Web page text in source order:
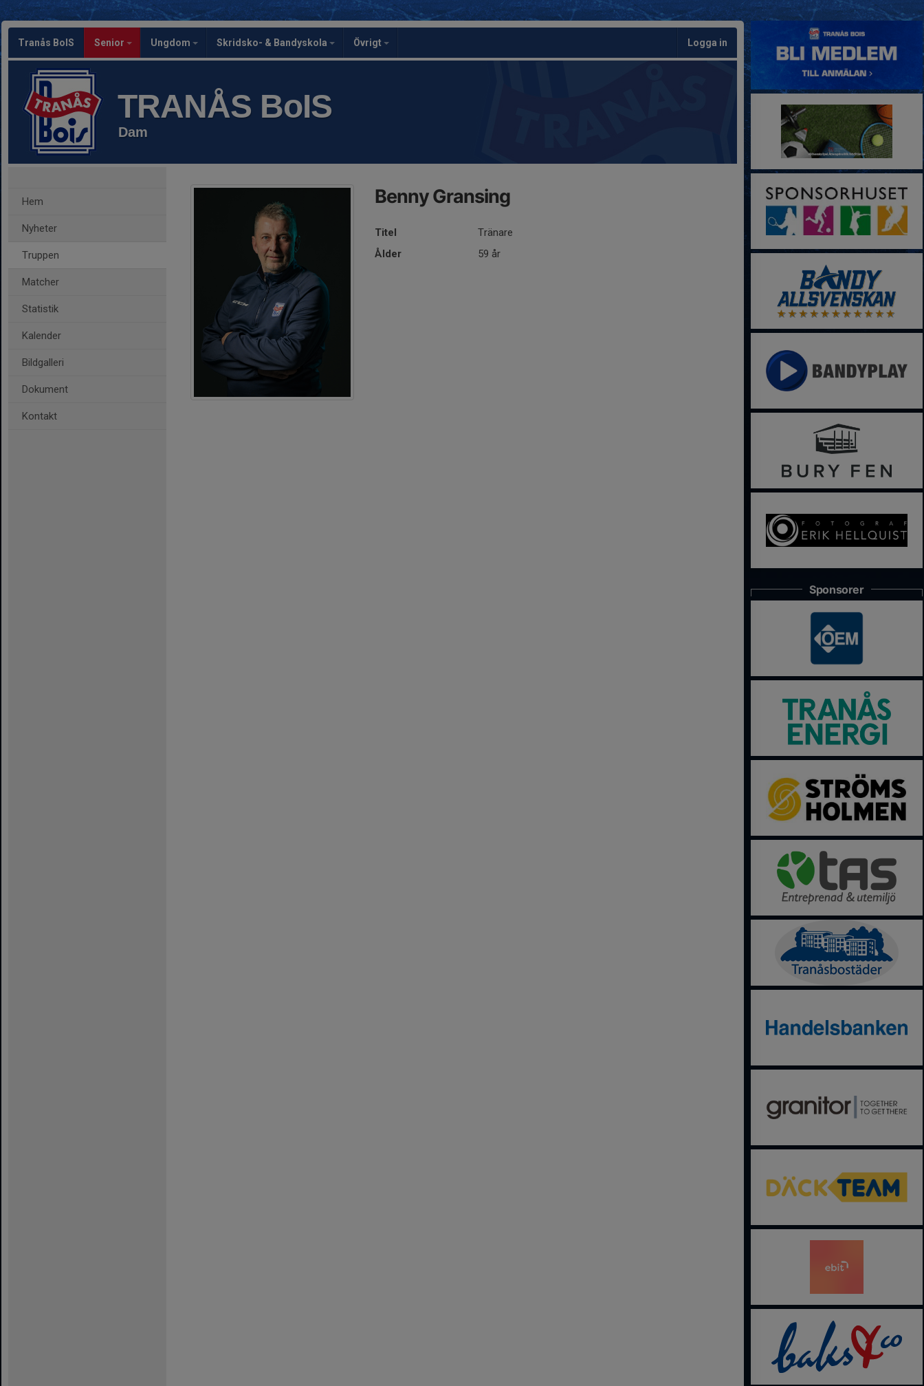
Tranås BoIS Senior Ungdom Skridsko- & Bandyskola Övrigt Logga in
TRANÅS BoIS
Dam
Hem
Nyheter
Truppen
Matcher
Statistik
Kalender
Bildgalleri
Dokument
Kontakt
Benny Gransing
Titel
Tränare
Ålder
59 år
Sponsorer